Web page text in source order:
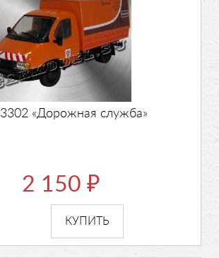
3302 «Дорожная служба»
2 150 ₽